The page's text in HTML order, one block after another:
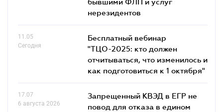
нерезидентов
11.05
Сегодня
Бесплатный вебинар
"ТЦО-2025: кто должен
отчитываться, что изменилось и
как подготовиться к 1 октября"
17.07
6 августа 2026
Запрещенный КВЭД в ЕГР не
повод для отказа в едином